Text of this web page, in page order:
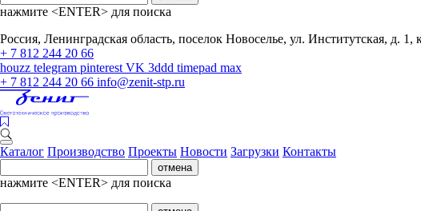
нажмите <ENTER> для поиска
Россия, Ленинградская область, поселок Новоселье, ул. Институтская, д. 1,
+ 7 812 244 20 66
houzz telegram pinterest VK 3ddd timepad max
+ 7 812 244 20 66 info@zenit-stp.ru
Каталог Производство Проекты Новости Загрузки Контакты
отмена
нажмите <ENTER> для поиска